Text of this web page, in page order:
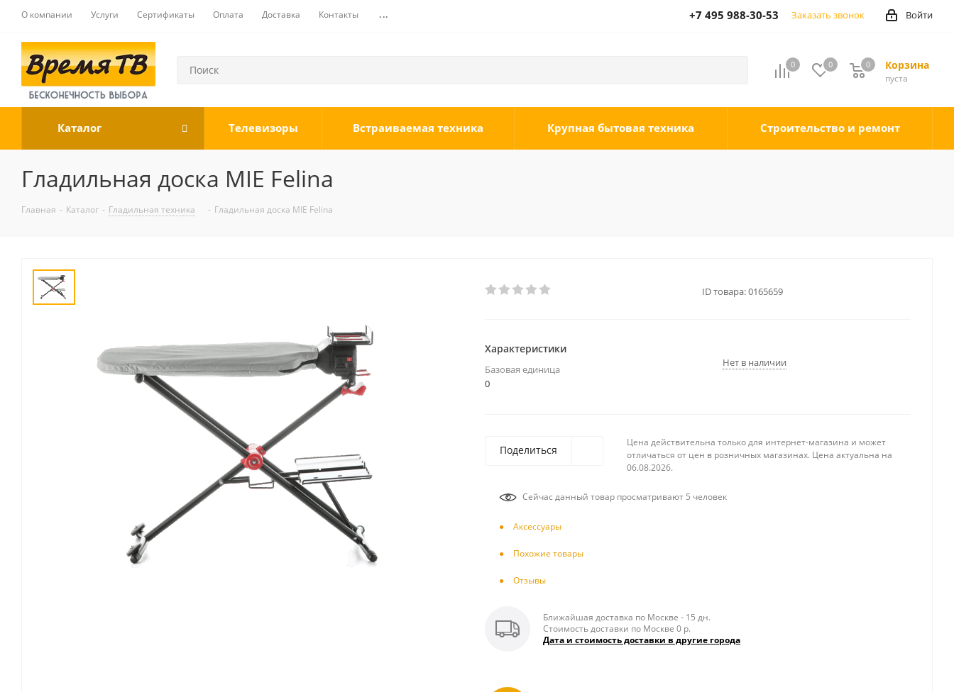
О компании Услуги Сертификаты Оплата Доставка Контакты ... Войти
+7 495 988-30-53 Заказать звонок
0 0 Корзина
0
пуста
0
Каталог Телевизоры Встраиваемая техника Крупная бытовая техника Строительство и ремонт
Гладильная доска MIE Felina
Главная - Каталог - Гладильная техника - Гладильная доска MIE Felina
ID товара:0165659
Характеристики
Базовая единица
0
Нет в наличии
Поделиться
Цена действительна только для интернет-магазина и может
отличаться от цен в розничных магазинах. Цена актуальна на
06.08.2026.
Сейчас данный товар просматривают 5 человек
Аксесcуары
Похожие товары
Отзывы
Ближайшая доставка по Москве - 15 дн.
Стоимость доставки по Москве 0 р.
Дата и стоимость доставки в другие города